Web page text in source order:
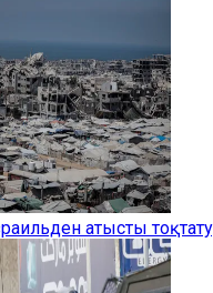
атысты